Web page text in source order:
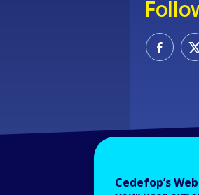
Cedefop’s